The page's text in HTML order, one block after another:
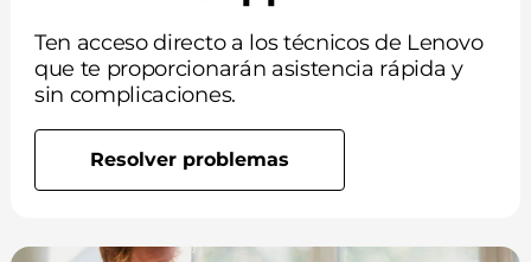
Ten acceso directo a los técnicos de Lenovo
que te proporcionarán asistencia rápida y
sin complicaciones.
Resolver problemas